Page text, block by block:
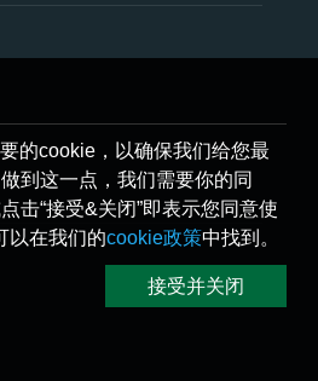
的cookie，以确保我们给您最
到这一点，我们需要你的同
击“接受&关闭”即表示您同意使
以在我们的cookie政策中找到。
接受并关闭